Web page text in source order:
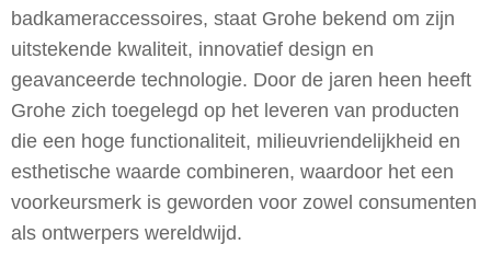
badkameraccessoires, staat Grohe bekend om zijn
uitstekende kwaliteit, innovatief design en
geavanceerde technologie. Door de jaren heen heeft
Grohe zich toegelegd op het leveren van producten
die een hoge functionaliteit, milieuvriendelijkheid en
esthetische waarde combineren, waardoor het een
voorkeursmerk is geworden voor zowel consumenten
als ontwerpers wereldwijd.